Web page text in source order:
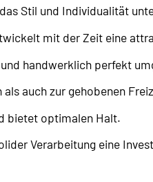
Stil und Individualität
mit der Zeit eine
handwerklich perfekt
auch zur gehobenen
bietet optimalen Halt.
Verarbeitung eine